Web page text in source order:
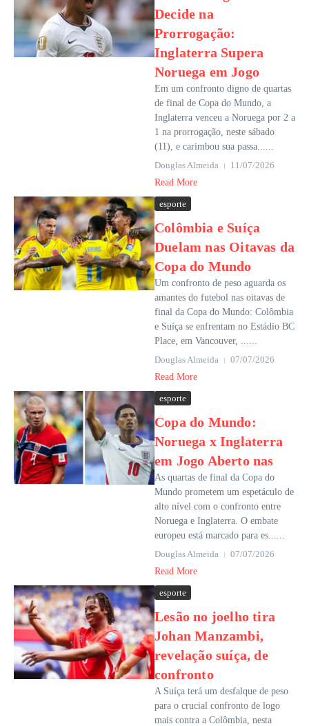
Decide na
Prorrogação:
Inglaterra Supera
Noruega em Jogo
Em um confronto digno de quartas
de final de Copa do Mundo, a
Inglaterra venceu a Noruega por 2 a
1 na prorrogação, neste sábado
(11), e carimbou sua passa......
Douglas Almeida
11/07/2026
Read More
esporte
Colômbia e Suíça
Duelam nas Oitavas da
Copa do Mundo
Um confronto de peso aguarda os
amantes do futebol nas oitavas de
final da Copa do Mundo: Colômbia
e Suíça se enfrentam no Estádio BC
Place, em Vancouver, ......
Douglas Almeida
07/07/2026
Read More
esporte
Copa do Mundo:
Noruega x Inglaterra
em Jogo Aberto nas
As quartas de final da Copa do
Mundo prometem um espetáculo de
alto nível com o confronto entre
Noruega e Inglaterra. O embate
europeu está marcado para es......
Douglas Almeida
07/07/2026
Read More
esporte
Lesão no joelho tira
Johan Manzambi,
revelação suíça, de
confronto
A Suíça terá um desfalque de peso
para o crucial confronto de logo
mais contra a Colômbia, nesta